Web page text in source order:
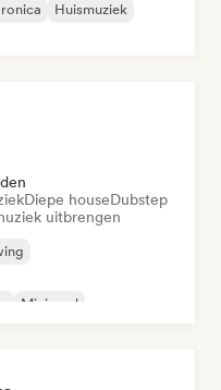
Huismuziek
Diepe houseDubstep
uitbrengen
Minimaal